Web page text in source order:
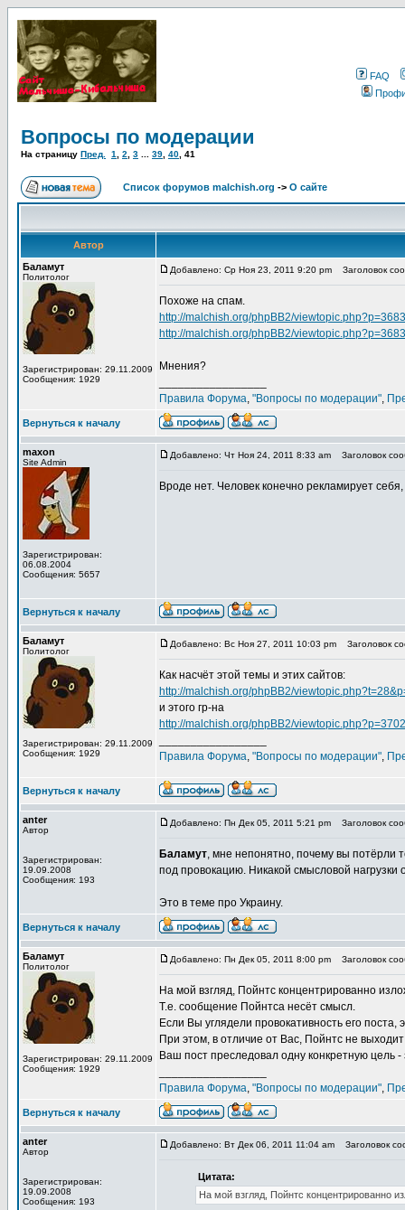
FAQ
Вопросы по модерации
На страницу Пред. 1 2 3 39 40 41
Список форумов malchish.org -> О сайте
Автор
Баламут
Политолог
Зарегистрирован: 29.11.2009
Сообщения: 1929
Добавлено: Ср Ноя 23, 2011 9:20 pm Заголовок
Похоже на спам.
http://malchish.org/phpBB2/
http://malchish.org/phpBB2/
Мнения?
Правила Форума, "Вопросы по модерации",
Вернуться к началу
maxon
Site Admin
Зарегистрирован:
06.08.2004
Сообщения: 5657
Добавлено: Чт Ноя 24, 2011 8:33 am Заголовок
Вроде нет. Человек конечно рекламирует
Вернуться к началу
Баламут
Политолог
Зарегистрирован: 29.11.2009
Сообщения: 1929
Добавлено: Вс Ноя 27, 2011 10:03 pm Заголовок
Как насчёт этой темы и этих сайтов:
http://malchish.org/phpBB2/
и этого гр-на
http://malchish.org/phpBB2/
Правила Форума, "Вопросы по модерации",
Вернуться к началу
anter
Автор
Зарегистрирован:
19.09.2008
Сообщения: 193
Добавлено: Пн Дек 05, 2011 5:21 pm Заголовок
Баламут, мне непонятно, почему вы потёрли
под провокацию. Никакой смысловой нагрузки
Это в теме про Украину.
Вернуться к началу
Баламут
Политолог
Зарегистрирован: 29.11.2009
Сообщения: 1929
Добавлено: Пн Дек 05, 2011 8:00 pm Заголовок
На мой взгляд, Пойнтс концентрированно
Т.е. сообщение Пойнтса несёт смысл.
Если Вы углядели провокативность его
При этом, в отличие от Вас, Пойнтс не
Ваш пост преследовал одну конкретную цель -
Правила Форума, "Вопросы по модерации",
Вернуться к началу
anter
Автор
Зарегистрирован:
19.09.2008
Сообщения: 193
Добавлено: Вт Дек 06, 2011 11:04 am Заголовок
Цитата:
На мой взгляд, Пойнтс концентрированно